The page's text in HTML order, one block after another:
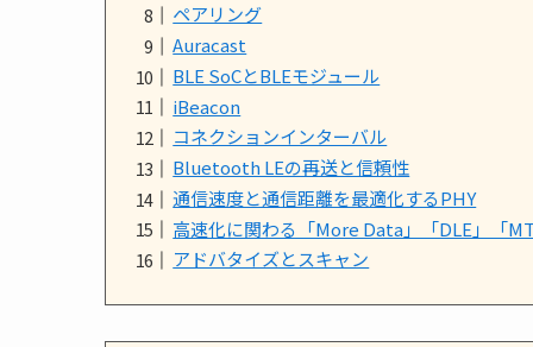
ペアリング
Auracast
BLE SoCとBLEモジュール
iBeacon
コネクションインターバル
Bluetooth LEの再送と信頼性
通信速度と通信距離を最適化するPHY
高速化に関わる「More Data」「DLE」「
アドバタイズとスキャン